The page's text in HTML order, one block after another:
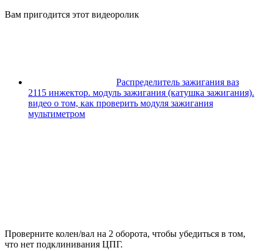
Вам пригодится этот видеоролик
Распределитель зажигания ваз
2115 инжектор. модуль зажигания (катушка зажигания).
видео о том, как проверить модуля зажигания
мультиметром
Проверните колен/вал на 2 оборота, чтобы убедиться в том,
что нет подклинивания ЦПГ.